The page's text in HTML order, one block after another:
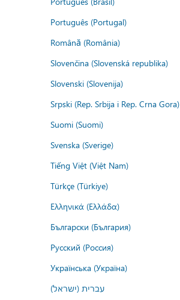
Português (Portugal)
Română (România)
Slovenčina (Slovenská republika)
Slovenski (Slovenija)
Srpski (Rep. Srbija i Rep. Crna Gora)
Suomi (Suomi)
Svenska (Sverige)
Tiếng Việt (Việt Nam)
Türkçe (Türkiye)
Ελληνικά (Ελλάδα)
Български (България)
Русский (Россия)
Українська (Україна)
עברית (ישראל)